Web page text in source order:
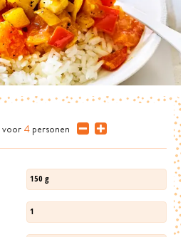
voor 4 personen
150 g
1